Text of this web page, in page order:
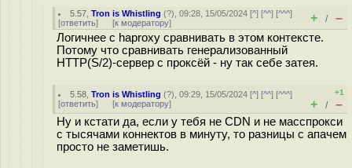
5.57 ,Tron is Whistling (?), 09:28, 15/05/2024 [^] [^^] [^^^]
[ответить] [к модератору] + / –
Логичнее с haproxy сравнивать в этом контексте.
Потому что сравнивать генерализованный
HTTP(S/2)-сервер с проксёй - ну так себе затея.
5.58 ,Tron is Whistling (?), 09:29, 15/05/2024 [^] [^^] [^^^]
[ответить] [к модератору]
+1
+ / –
Ну и кстати да, если у тебя не CDN и не масспрокси
с тысячами коннектов в минуту, то разницы с апачем
просто не заметишь.